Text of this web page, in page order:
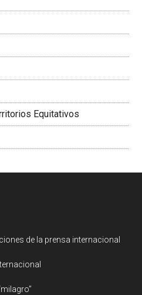
Equitativos
de la prensa internacional